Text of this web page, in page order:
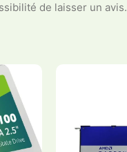
de laisser un avis.